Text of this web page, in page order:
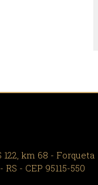
km 68 - Forqueta
- CEP 95115-550